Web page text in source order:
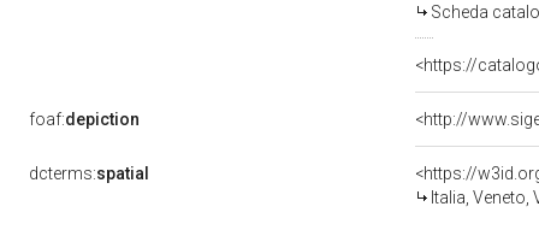
Scheda
<https://
foaf:depiction
dcterms:spatial
<https://
Italia, Veneto,